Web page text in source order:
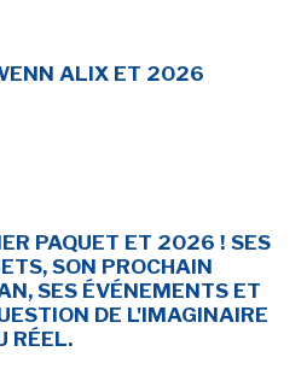
vous consentez à recevoir des mails de la
à tout moment à travers les liens de
ALIX ET 2026
PAQUET ET 2026 ! SES
SON PROCHAIN
SES ÉVÉNEMENTS ET
DE L'IMAGINAIRE
RÉEL.